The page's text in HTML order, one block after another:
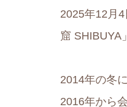
2025年12月
窟 SHIBUYA
2014年の冬
2016年から